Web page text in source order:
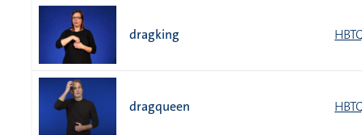
dragking
dragqueen